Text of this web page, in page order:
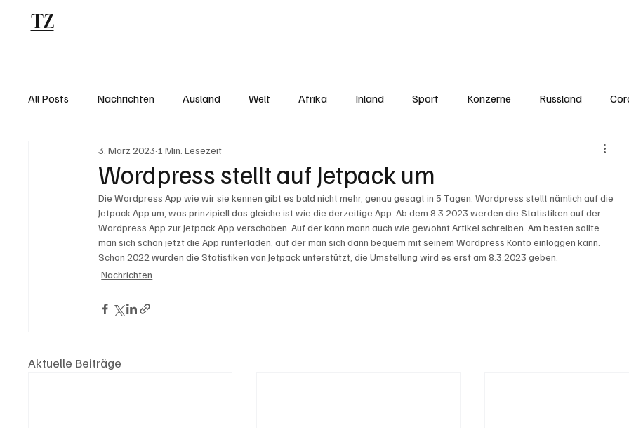
TZ
All Posts Nachrichten Ausland Welt Afrika Inland Sport Konzerne Russland
Wordpress stellt auf Jetpack um
3. März 2023 1 Min. Lesezeit
Die Wordpress App wie wir sie kennen gibt es bald nicht mehr, genau gesagt in 5 Tagen. Wordpress stellt nämlich auf die
Jetpack App um, was prinzipiell das gleiche ist wie die derzeitige App. Ab dem 8.3.2023 werden die Statistiken auf der
Wordpress App zur Jetpack App verschoben. Auf der kann mann auch wie gewohnt Artikel schreiben. Am besten sollte
man sich schon jetzt die App runterladen, auf der man sich dann bequem mit seinem Wordpress Konto einloggen kann.
Schon 2022 wurden die Statistiken von Jetpack unterstützt, die Umstellung wird es erst am 8.3.2023 geben.
Nachrichten
Aktuelle Beiträge